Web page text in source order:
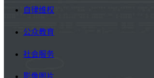
自律维权
公众教育
社会服务
影像图片